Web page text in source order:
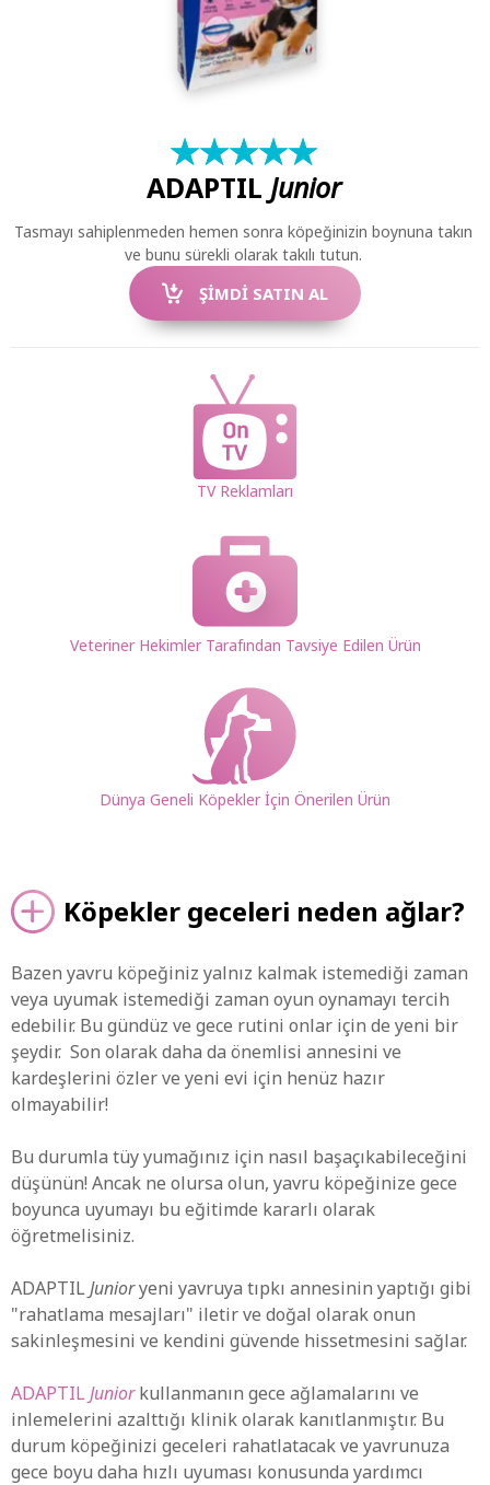
★★★★★
☆☆☆☆☆
ADAPTIL Junior
Tasmayı sahiplenmeden hemen sonra köpeğinizin boynuna takın
ve bunu sürekli olarak takılı tutun.
ŞIMDI SATIN AL
TV Reklamları
Veteriner Hekimler Tarafından Tavsiye Edilen Ürün
Dünya Geneli Köpekler İçin Önerilen Ürün
Köpekler geceleri neden ağlar?
Bazen yavru köpeğiniz yalnız kalmak istemediği zaman
veya uyumak istemediği zaman oyun oynamayı tercih
edebilir. Bu gündüz ve gece rutini onlar için de yeni bir
şeydir. Son olarak daha da önemlisi annesini ve
kardeşlerini özler ve yeni evi için henüz hazır
olmayabilir!
Bu durumla tüy yumağınız için nasıl başaçıkabileceğini
düşünün! Ancak ne olursa olun, yavru köpeğinize gece
boyunca uyumayı bu eğitimde kararlı olarak
öğretmelisiniz.
ADAPTIL Junioryeni yavruya tıpkı annesinin yaptığı gibi
"rahatlama mesajları" iletir ve doğal olarak onun
sakinleşmesini ve kendini güvende hissetmesini sağlar.
ADAPTIL Juniorkullanmanın gece ağlamalarını ve
inlemelerini azalttığı klinik olarak kanıtlanmıştır. Bu
durum köpeğinizi geceleri rahatlatacak ve yavrunuza
gece boyu daha hızlı uyuması konusunda yardımcı